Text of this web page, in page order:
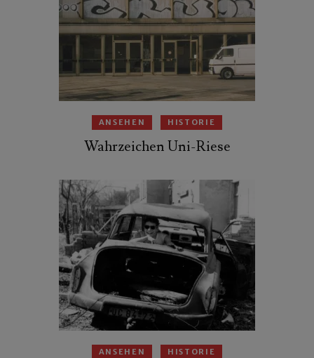
ANSEHEN HISTORIE
Wahrzeichen Uni-Riese
ANSEHEN HISTORIE